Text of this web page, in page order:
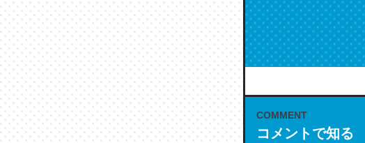
COMMENT
コメントで知る
これは名文。彼はと